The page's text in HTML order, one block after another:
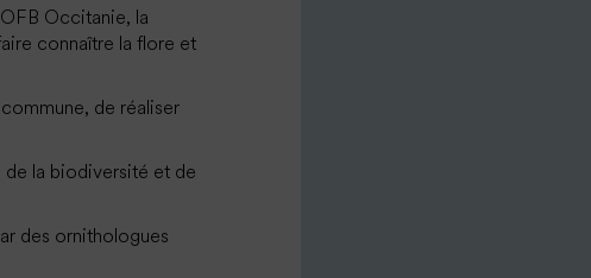
Occitanie, la
connaître la flore et
de réaliser
la biodiversité et de
des ornithologues